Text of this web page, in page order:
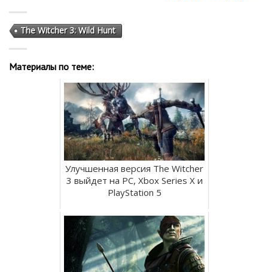
The Witcher 3: Wild Hunt
Материалы по теме:
Улучшенная версия The Witcher
3 выйдет на PC, Xbox Series X и
PlayStation 5